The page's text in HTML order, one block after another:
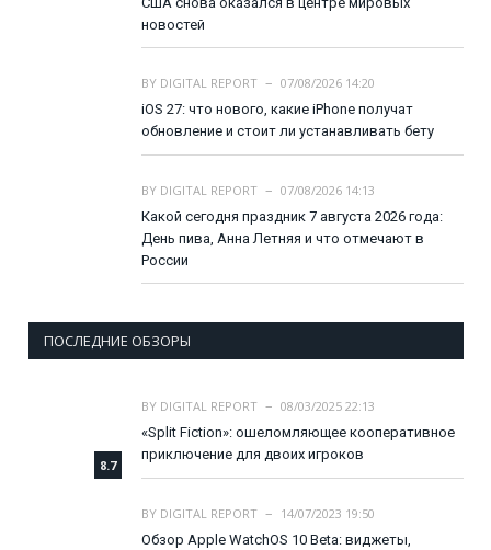
новостей
BY DIGITAL REPORT
07/08/2026 14:20
iOS 27: что нового, какие iPhone получат
обновление и стоит ли устанавливать бету
BY DIGITAL REPORT
07/08/2026 14:13
Какой сегодня праздник 7 августа 2026 года:
День пива, Анна Летняя и что отмечают в
России
ПОСЛЕДНИЕ ОБЗОРЫ
8.7
BY DIGITAL REPORT
08/03/2025 22:13
«Split Fiction»: ошеломляющее кооперативное
приключение для двоих игроков
BY DIGITAL REPORT
14/07/2023 19:50
Обзор Apple WatchOS 10 Beta: виджеты,